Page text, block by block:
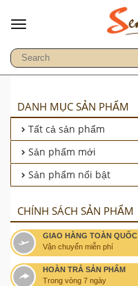
DANH MỤC SẢN PHẨM
Tất cả sản phẩm
Sản phẩm mới
Sản phẩm nổi bật
CHÍNH SÁCH SẢN PHẨM
GIAO HÀNG TOÀN QUỐC
Vận chuyển miễn phí
HOÀN TRẢ SẢN PHẨM
Trong vòng 7 ngày